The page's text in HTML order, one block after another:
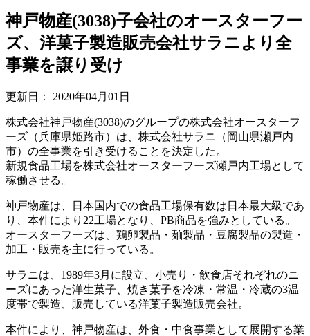
神戸物産(3038)子会社のオースターフー
ズ、洋菓子製造販売会社サラニより全
事業を譲り受け
更新日： 2020年04月01日
株式会社神戸物産(3038)のグループの株式会社オースターフ
ーズ（兵庫県姫路市）は、株式会社サラニ（岡山県瀬戸内
市）の全事業を引き受けることを決定した。
新規食品工場を株式会社オースターフーズ瀬戸内工場として
稼働させる。
神戸物産は、日本国内での食品工場保有数は日本最大級であ
り、本件により22工場となり、PB商品を強みとしている。
オースターフーズは、鶏卵製品・麺製品・豆腐製品の製造・
加工・販売を主に行っている。
サラニは、1989年3月に設立、小売り・飲食店それぞれのニ
ーズにあった洋生菓子、焼き菓子を冷凍・常温・冷蔵の3温
度帯で製造、販売している洋菓子製造販売会社。
本件により、神戸物産は、外食・中食事業として展開する業